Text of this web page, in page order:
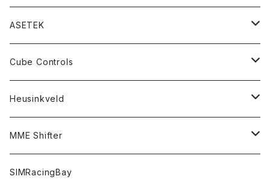
ペダル
アドオンパーツ
アクセサリー
コックピット
ペダル
アクセサリー
シフター
ハンドブレーキ
ペダル
シフター
ハンドブレーキ
アクセサリー
バンドルセット
ステアリングモーター
ペダル
アクセサリー
ステアリング
ASETEK
バンドルセット
ステアリングモーター
ペダル
ステアリング
Cube Controls
ステアリング
アクセサリー
ペダル
Heusinkveld
ステアリング
ペダル
MME Shifter
シフター
SIMRacingBay